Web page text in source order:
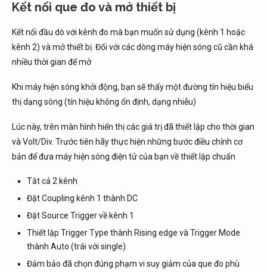
Kết nối que đo và mở thiết bị
Kết nối đầu dò với kênh đo mà bạn muốn sử dụng (kênh 1 hoặc
kênh 2) và mở thiết bị. Đối với các dòng máy hiện sóng cũ cần khá
nhiều thời gian để mở
Khi máy hiện sóng khởi động, bạn sẽ thấy một đường tín hiệu biểu
thị dạng sóng (tín hiệu không ổn định, dạng nhiễu)
Lúc này, trên màn hình hiển thị các giá trị đã thiết lập cho thời gian
và Volt/Div. Trước tiên hãy thực hiện những bước điều chỉnh cơ
bản để đưa máy hiện sóng điện tử của bạn về thiết lập chuẩn
Tắt cả 2 kênh
Đặt Coupling kênh 1 thành DC
Đặt Source Trigger về kênh 1
Thiết lập Trigger Type thành Rising edge và Trigger Mode
thành Auto (trái với single)
Đảm bảo đã chọn đúng phạm vi suy giảm của que đo phù